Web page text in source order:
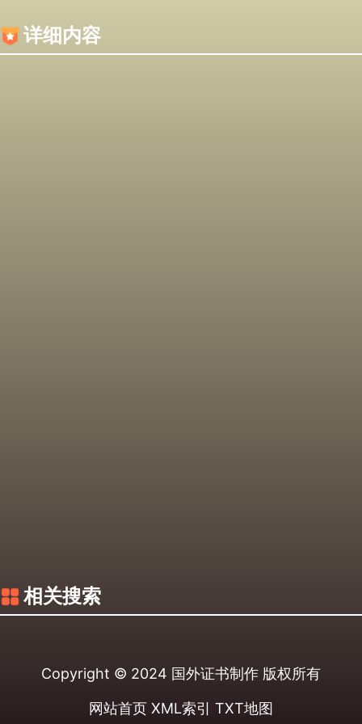
详细内容
相关搜索
Copyright © 2024 国外证书制作 版权所有
网站首页 XML索引 TXT地图